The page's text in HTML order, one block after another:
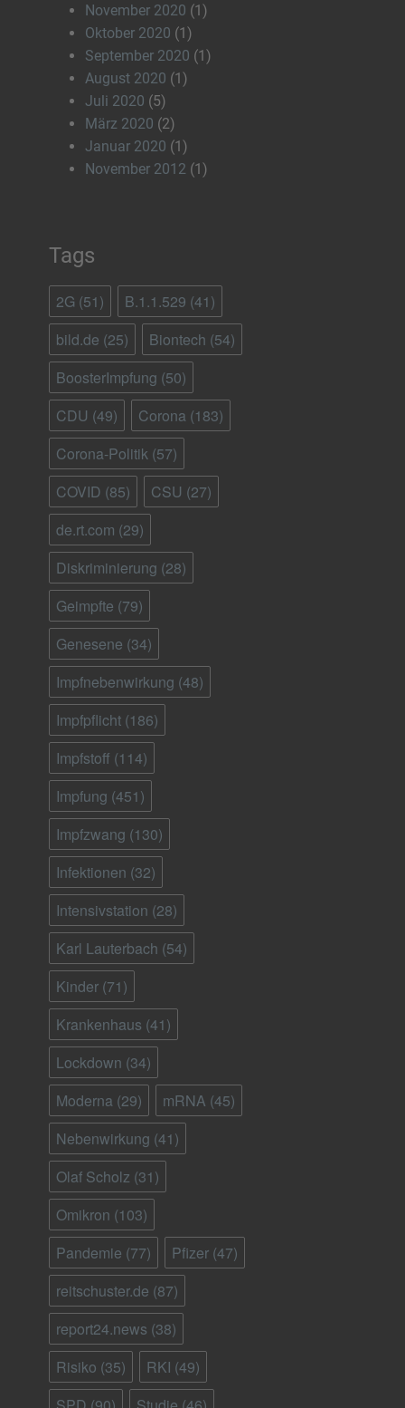
November 2020 (1)
Oktober 2020 (1)
September 2020 (1)
August 2020 (1)
Juli 2020 (5)
März 2020 (2)
Januar 2020 (1)
November 2012 (1)
Tags
2G (51) B.1.1.529 (41)
bild.de (25) Biontech (54)
BoosterImpfung (50)
CDU (49) Corona (183)
Corona-Politik (57)
COVID (85) CSU (27)
de.rt.com (29)
Diskriminierung (28)
Geimpfte (79)
Genesene (34)
Impfnebenwirkung (48)
Impfpflicht (186)
Impfstoff (114)
Impfung (451)
Impfzwang (130)
Infektionen (32)
Intensivstation (28)
Karl Lauterbach (54)
Kinder (71)
Krankenhaus (41)
Lockdown (34)
Moderna (29) mRNA (45)
Nebenwirkung (41)
Olaf Scholz (31)
Omikron (103)
Pandemie (77) Pfizer (47)
reitschuster.de (87)
report24.news (38)
Risiko (35) RKI (49)